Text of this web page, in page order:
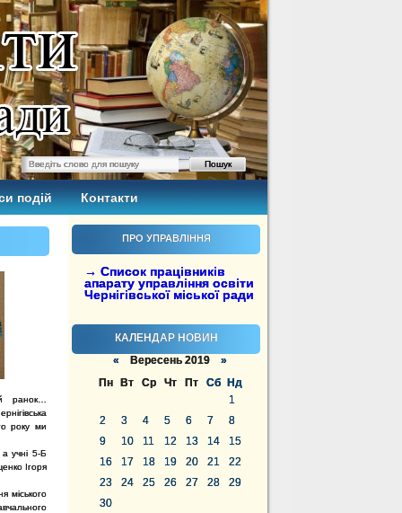
подій Контакти
ПРО УПРАВЛІННЯ
→ Список працівників
апарату управління освіти
Чернігівської міської ради
КАЛЕНДАР НОВИН
« Вересень 2019 »
Пн
Вт Ср Чт Пт Сб
Нд
1
2
3 4 5 6 7
8
9
10 11 12 13 14
15
16
17 18 19 20 21
22
23
24 25 26 27 28
29
30
ранок…
року ми
учні 5-Б
Ігоря
міського